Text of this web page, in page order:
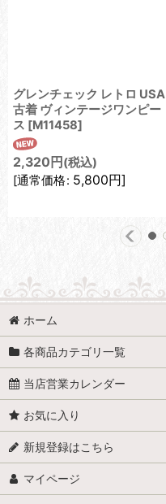
グレンチェック レトロ USA
古着 ヴィンテージワンピー
ス [M11458]
2,320 円 (税込)
[通常価格: 5,800円]
ホーム
各商品カテゴリ一覧
当店営業カレンダー
お気に入り
新規登録はこちら
マイページ